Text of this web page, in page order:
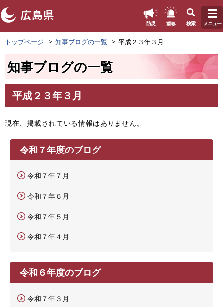
ペ
ー
頭
す
。
防災 重要 検索 メニュー
トップページ 知事ブログの一覧 平成２３年３月
知事ブログの一覧
文
平成２３年３月
現在、掲載されている情報はありません。
令和７年度のブログ
令和７年７月
令和７年６月
令和７年５月
令和７年４月
令和６年度のブログ
令和７年３月